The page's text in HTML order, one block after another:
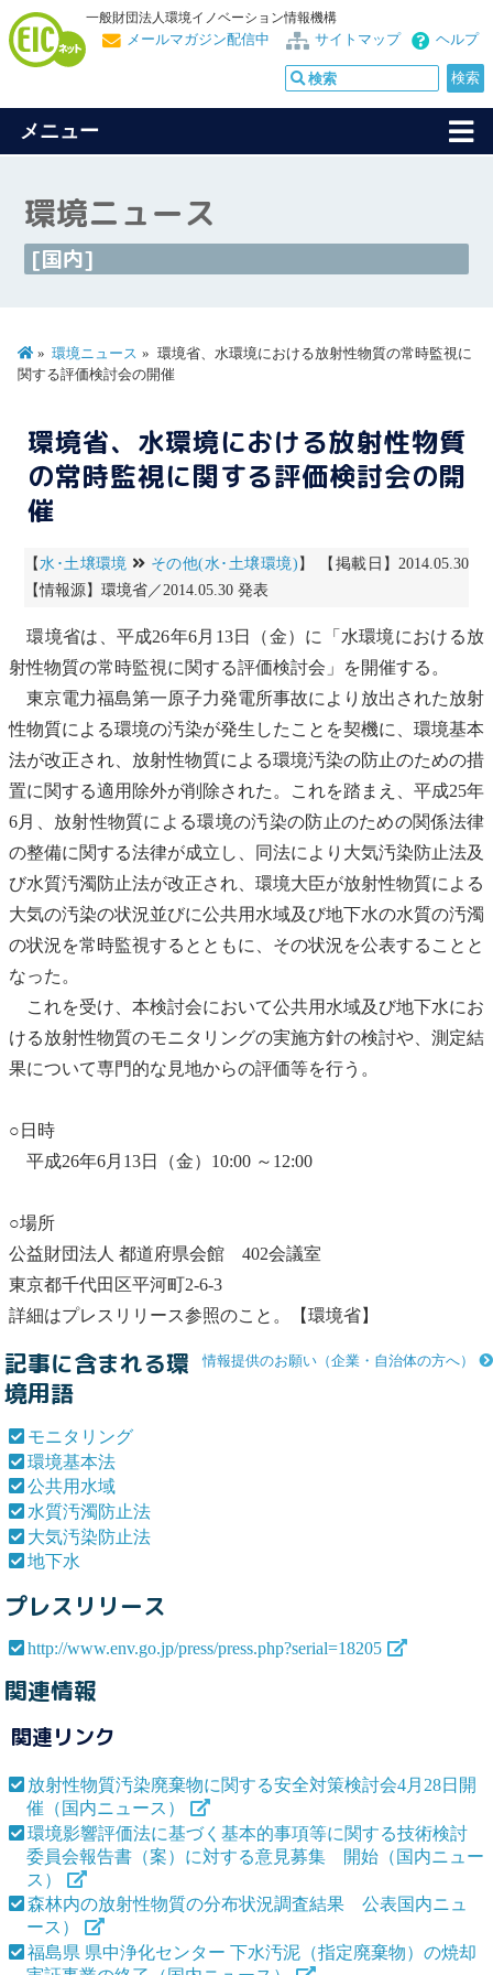
一般財団法人環境イノベーション情報機構
ヘルプ
サイトマップ
メールマガジン配信中
メニュー
環境ニュース
[国内]
環境ニュース
環境省、水環境における放射性物質の常時監視に
関する評価検討会の開催
環境省、水環境における放射性物質
の常時監視に関する評価検討会の開
催
【水･土壌環境 その他(水･土壌環境) 】 【掲載日】2014.05.30
【情報源】環境省／2014.05.30 発表
環境省は、平成26年6月13日（金）に「水環境における放
射性物質の常時監視に関する評価検討会」を開催する。
東京電力福島第一原子力発電所事故により放出された放射
性物質による環境の汚染が発生したことを契機に、 環境基本
法が改正され、放射性物質による環境汚染の防止のための措
置に関する適用除外が削除された。これを踏まえ、平成25年
6月、放射性物質による環境の汚染の防止のための関係法律
の整備に関する法律が成立し、同法により 大気汚染防止法及
び水質汚濁防止法が改正され、環境大臣が放射性物質による
大気の汚染の状況並びに公共用水域及び地下水の水質の汚濁
の状況を常時監視するとともに、その状況を公表することと
なった。
これを受け、本検討会において公共用水域及び地下水にお
ける放射性物質のモニタリングの実施方針の検討や、測定結
果について専門的な見地からの評価等を行う。
○日時
平成26年6月13日（金）10:00 ～12:00
○場所
公益財団法人 都道府県会館 402会議室
東京都千代田区平河町2-6-3
詳細はプレスリリース参照のこと。【環境省】
情報提供のお願い（企業・自治体の方へ）
記事に含まれる環
境用語
モニタリング
環境基本法
公共用水域
水質汚濁防止法
大気汚染防止法
地下水
プレスリリース
http://www.env.go.jp/press/press.php?serial=18205
関連情報
関連リンク
放射性物質汚染廃棄物に関する安全対策検討会4月28日開
催（国内ニュース）
環境影響評価法に基づく基本的事項等に関する技術検討
委員会報告書（案）に対する意見募集 開始（国内ニュー
ス）
森林内の放射性物質の分布状況調査結果 公表国内ニュ
ース）
福島県 県中浄化センター 下水汚泥（指定廃棄物）の焼却